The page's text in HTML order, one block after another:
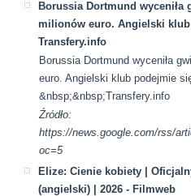
Borussia Dortmund wyceniła
milionów euro. Angielski
Transfery.info
Borussia Dortmund wyceniła
euro. Angielski klub podejmie
&nbsp;&nbsp;Transfery.info
Źródło:
https://news.google.com/rss/
oc=5
Elize: Cienie kobiety |
(angielski) | 2026 - Filmweb